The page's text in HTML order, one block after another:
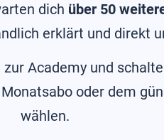
dich über 50
erklärt und direkt
Academy und
oder dem
wählen.